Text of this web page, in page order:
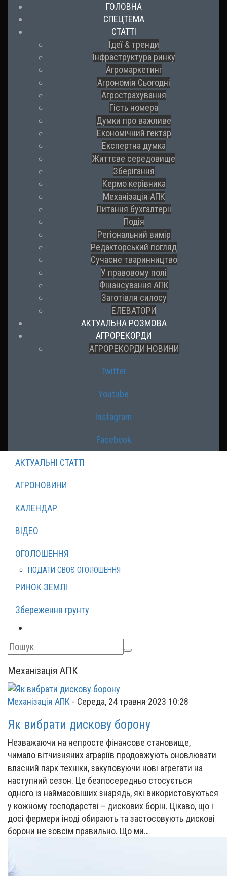
ГОЛОВНА
СПЕЦТЕМА
СТАТТІ
Ідеї & тренди
Інфраструктура ринку
Агромаркетинг
Агрономія Сьогодні
Агрострахування
Гість номера
Думки про важливе
Економічний гектар
Експертна думка
Життєве середовище
Зберігання
Кермо керівника
Механізація АПК
Питання бухгалтерії
Подія
Регіональний вимір
Редакторський погляд
Сучасне тваринництво
У правовому полі
Фінансування АПК
Заготівля силосу
ЕЛЕВАТОРИ
АКТУАЛЬНА РОЗМОВА
АГРОРЕКОРДИ
АГРОРЕКОРДИ НОВИНИ
Twitter
Youtube
Instagram
Facebook
АКТУАЛЬНІ СТАТТІ
АГРОНОВИНИ
КАЛЕНДАР
ВІДЕО
ОГОЛОШЕННЯ
ПОДАТИ СВОЄ ОГОЛОШЕННЯ
РИНОК ЗЕМЛІ
Збереження грунту
Механізація АПК
Механізація АПК - Середа, 24 травня 2023 10:28
Як вибрати дискову борону
Незважаючи на непросте фінансове становище,
чимало вітчизняних аграріїв продовжують оновлювати
власний парк техніки, закуповуючи нові агрегати на
наступний сезон. Це безпосередньо стосується
одного із наймасовіших знарядь, які використовуються
у кожному господарстві – дискових борін. Цікаво, що і
досі фермери іноді обирають та застосовують дискові
борони не зовсім правильно. Що ми…